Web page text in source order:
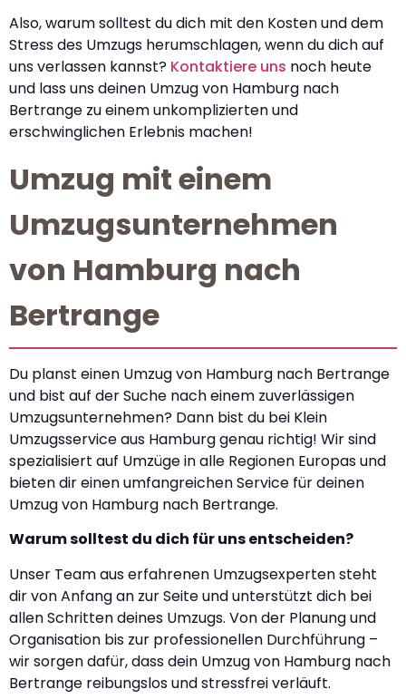
Also, warum solltest du dich mit den Kosten und dem
Stress des Umzugs herumschlagen, wenn du dich auf
uns verlassen kannst? Kontaktiere uns noch heute
und lass uns deinen Umzug von Hamburg nach
Bertrange zu einem unkomplizierten und
erschwinglichen Erlebnis machen!
Umzug mit einem
Umzugsunternehmen
von Hamburg nach
Bertrange
Du planst einen Umzug von Hamburg nach Bertrange
und bist auf der Suche nach einem zuverlässigen
Umzugsunternehmen? Dann bist du bei Klein
Umzugsservice aus Hamburg genau richtig! Wir sind
spezialisiert auf Umzüge in alle Regionen Europas und
bieten dir einen umfangreichen Service für deinen
Umzug von Hamburg nach Bertrange.
Warum solltest du dich für uns entscheiden?
Unser Team aus erfahrenen Umzugsexperten steht
dir von Anfang an zur Seite und unterstützt dich bei
allen Schritten deines Umzugs. Von der Planung und
Organisation bis zur professionellen Durchführung –
wir sorgen dafür, dass dein Umzug von Hamburg nach
Bertrange reibungslos und stressfrei verläuft.